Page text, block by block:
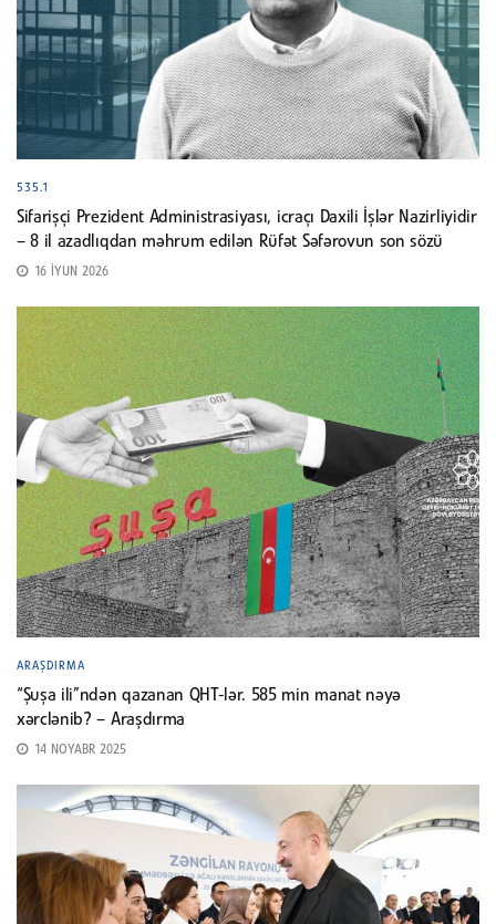
535.1
Sifarişçi Prezident Administrasiyası, icraçı Daxili İşlər Nazirliyidir
– 8 il azadlıqdan məhrum edilən Rüfət Səfərovun son sözü
16 İYUN 2026
ARAŞDIRMA
“Şuşa ili”ndən qazanan QHT-lər. 585 min manat nəyə
xərclənib? – Araşdırma
14 NOYABR 2025